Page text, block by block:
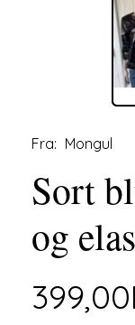
Fra: Mongul
Sort
og